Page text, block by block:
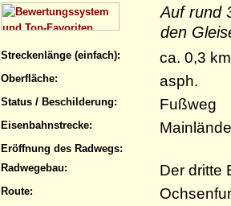
Auf rund
den
Streckenlänge (einfach): ca. 0,3 km
Oberfläche: asph.
Status / Beschilderung: Fußweg
Eisenbahnstrecke:
Eröffnung des Radwegs:
Radwegebau:
Der dritte
Route: